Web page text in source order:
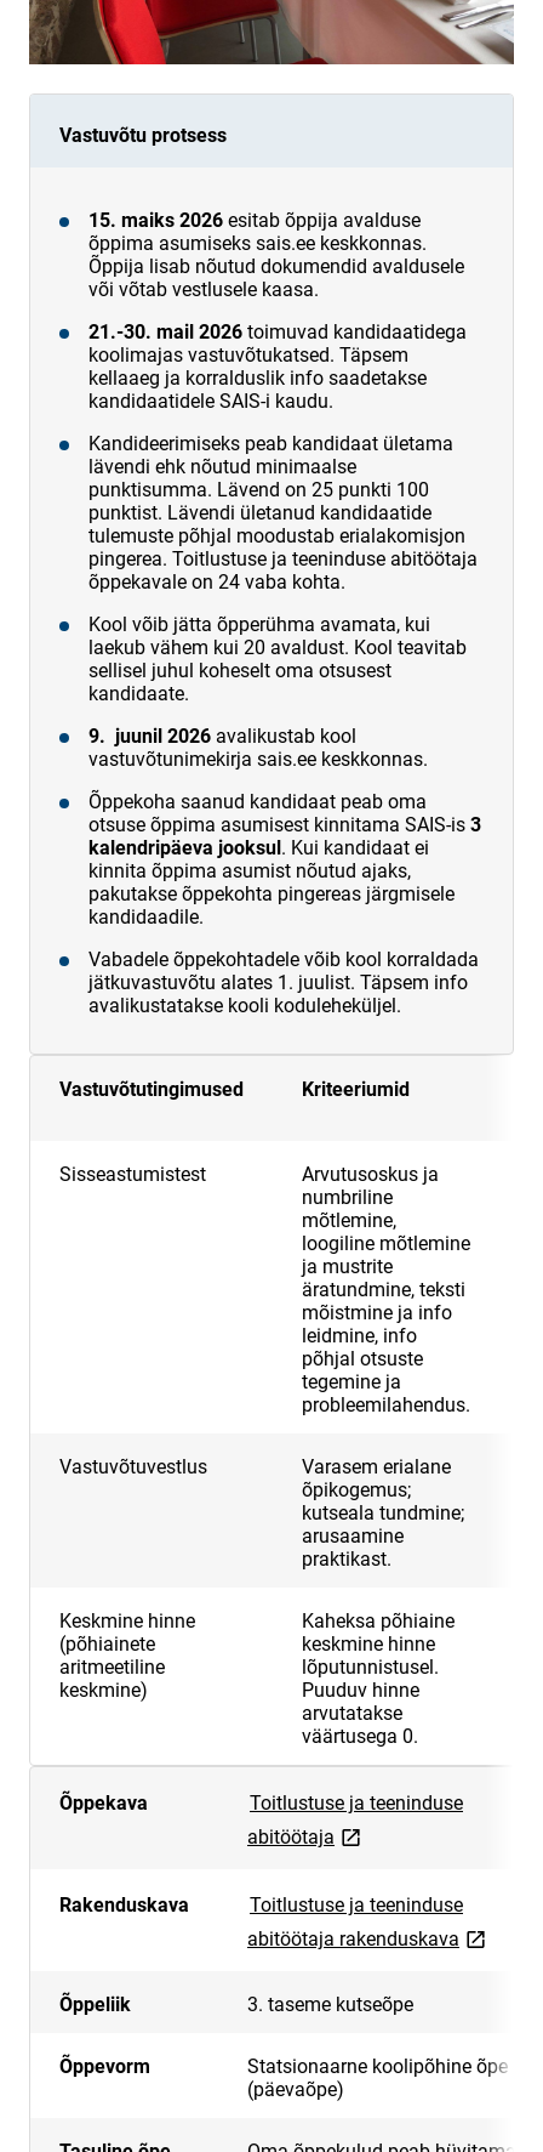
Vastuvõtu protsess
15. maiks 2026 esitab õppija avalduse
õppima asumiseks sais.ee keskkonnas.
Õppija lisab nõutud dokumendid avaldusele
või võtab vestlusele kaasa.
21.-30. mail 2026 toimuvad kandidaatidega
koolimajas vastuvõtukatsed. Täpsem
kellaaeg ja korralduslik info saadetakse
kandidaatidele SAIS-i kaudu.
Kandideerimiseks peab kandidaat ületama
lävendi ehk nõutud minimaalse
punktisumma. Lävend on 25 punkti 100
punktist. Lävendi ületanud kandidaatide
tulemuste põhjal moodustab erialakomisjon
pingerea. Toitlustuse ja teeninduse abitöötaja
õppekavale on 24 vaba kohta.
Kool võib jätta õpperühma avamata, kui
laekub vähem kui 20 avaldust. Kool teavitab
sellisel juhul koheselt oma otsusest
kandidaate.
9. juunil 2026 avalikustab kool
vastuvõtunimekirja sais.ee keskkonnas.
Õppekoha saanud kandidaat peab oma
otsuse õppima asumisest kinnitama SAIS-is 3
kalendripäeva jooksul. Kui kandidaat ei
kinnita õppima asumist nõutud ajaks,
pakutakse õppekohta pingereas järgmisele
kandidaadile.
Vabadele õppekohtadele võib kool korraldada
jätkuvastuvõtu alates 1. juulist. Täpsem info
avalikustatakse kooli koduleheküljel.
Vastuvõtutingimused Kriteeriumid
Sisseastumistest
Arvutusoskus ja
numbriline
mõtlemine,
loogiline mõtlemine
ja mustrite
äratundmine, teksti
mõistmine ja info
leidmine, info
põhjal otsuste
tegemine ja
probleemilahendus.
Vastuvõtuvestlus
Varasem erialane
õpikogemus;
kutseala tundmine;
arusaamine
praktikast.
Keskmine hinne
(põhiainete
aritmeetiline
keskmine)
Kaheksa põhiaine
keskmine hinne
lõputunnistusel.
Puuduv hinne
arvutatakse
väärtusega 0.
Õppekava
Toitlustuse ja teeninduse
abitöötaja link opens on new page
Rakenduskava
Toitlustuse ja teeninduse
abitöötaja rakenduskava link
Õppeliik 3. taseme kutseõpe
Õppevorm
Statsionaarne koolipõhine õpe
(päevaõpe)